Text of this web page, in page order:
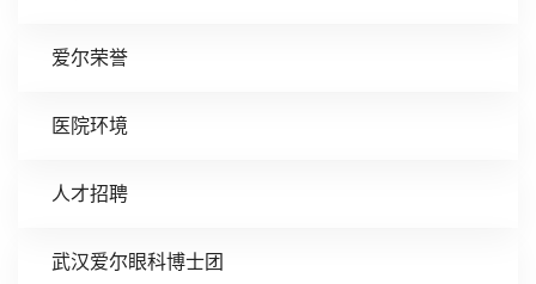
爱尔荣誉
医院环境
人才招聘
武汉爱尔眼科博士团